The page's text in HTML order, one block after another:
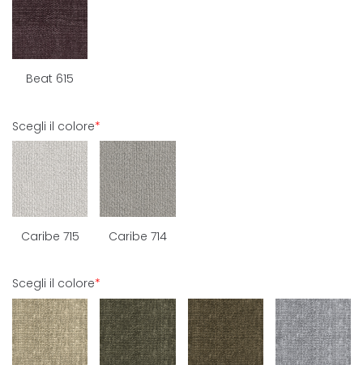
Beat 615
Scegli il colore*
Caribe 715 Caribe 714
Scegli il colore*